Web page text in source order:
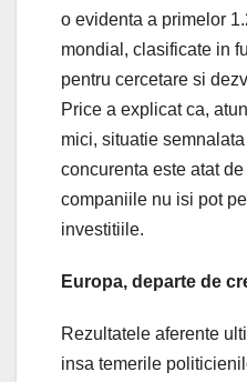
o evidenta a primelor
mondial, clasificate in
pentru cercetare si
Price a explicat ca,
mici, situatie
concurenta este atat
companiile nu isi pot
investitiile.
Europa, departe de
Rezultatele aferente
insa temerile